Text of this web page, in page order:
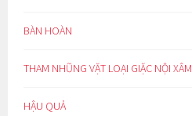
BÀN HOÀN
THAM NHŨNG VẶT LOẠI GIẶC NỘI XÂM
HẬU QUẢ